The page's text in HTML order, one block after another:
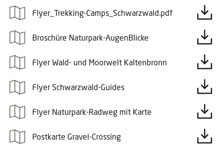
Flyer_Trekking-Camps_Schwarzwald.pdf
Broschüre Naturpark-AugenBlicke
Flyer Wald- und Moorwelt Kaltenbronn
Flyer Schwarzwald-Guides
Flyer Naturpark-Radweg mit Karte
Postkarte Gravel-Crossing